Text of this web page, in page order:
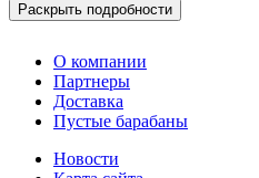
Раскрыть подробности
О компании
Партнеры
Доставка
Пустые барабаны
Новости